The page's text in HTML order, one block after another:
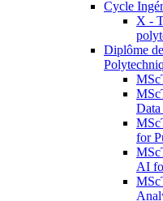
Cycle
X -
Diplôme
for
AI